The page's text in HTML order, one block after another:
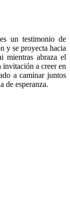
un testimonio de
y se proyecta hacia
mientras abraza el
a creer en
a caminar juntos
de esperanza.